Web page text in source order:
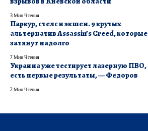
3 Мин Чтения
Паркур, стелс и экшен. 9 крутых
альтернатив Assassin’s Creed, которые
затянут надолго
7 Мин Чтения
Украина уже тестирует лазерную ПВО,
есть первые результаты, — Федоров
2 Мин Чтения